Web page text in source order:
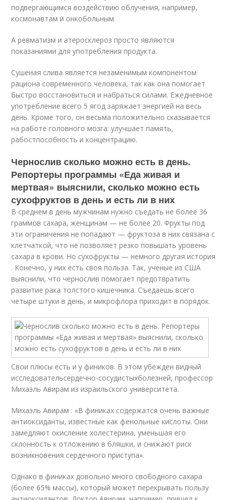
подвергающимся воздействию облучения, например,
космонавтам и онкобольным.
А ревматизм и атеросклероз просто являются
показаниями для употребления продукта.
Сушеная слива является незаменимым компонентом
рациона современного человека, так как она помогает
быстро восстановиться и набраться силами. Ежедневное
употребление всего 5 ягод заряжает энергией на весь
день. Кроме того, он весьма положительно сказывается
на работе головного мозга: улучшает память,
рабостпособность и концентрацию.
Чернослив сколько можно есть в день.
Репортеры программы «Еда живая и
мертвая» выяснили, сколько можно есть
сухофруктов в день и есть ли в них
В среднем в день мужчинам нужно съедать не более 36
граммов сахара, женщинам — не более 20. Фрукты под
эти ограничения не попадают — фруктоза в них связана с
клетчаткой, что не позволяет резко повышать уровень
сахара в крови. Но сухофрукты — немного другая история
. Конечно, у них есть своя польза. Так, ученые из США
выяснили, что чернослив помогает предотвратить
развитие рака толстого кишечника. Съедаешь всего
четыре штуки в день, и микрофлора приходит в порядок.
Свои плюсы есть и у фиников. В этом убежден видный
исследовательсердечно-сосудистыхболезней, профессор
Михаэль Авирам из израильского университета.
Михаэль Авирам : «В финиках содержатся очень важные
антиоксиданты, известные как фенольные кислоты. Они
замедляют окисление холестерина, уменьшая его
склонность к отложению в бляшки, и снижают риск
возникновения сердечного приступа».
Однако в финиках довольно много свободного сахара
(более 65% массы), который может перекрывать пользу